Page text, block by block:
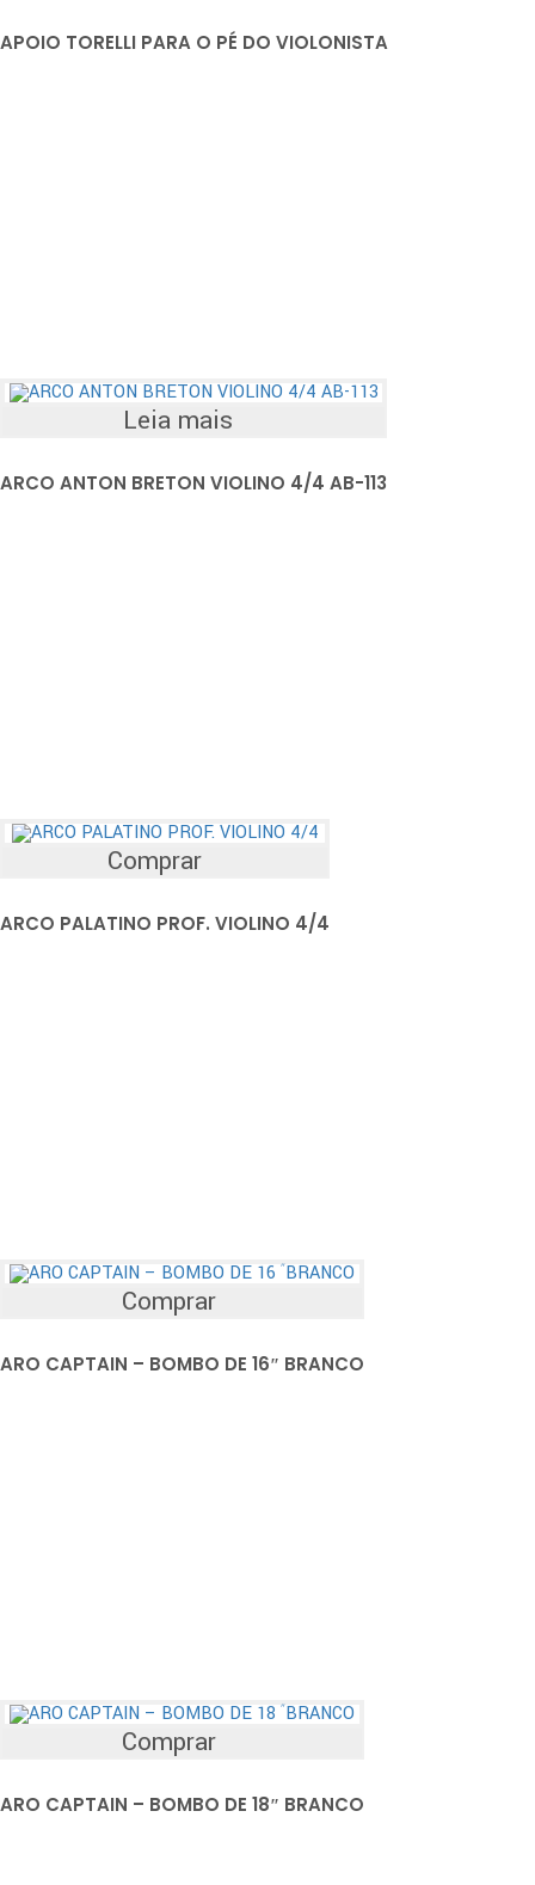
APOIO TORELLI PARA O PÉ DO VIOLONISTA
Leia mais
ARCO ANTON BRETON VIOLINO 4/4 AB-113
Comprar
ARCO PALATINO PROF. VIOLINO 4/4
Comprar
ARO CAPTAIN – BOMBO DE 16″ BRANCO
Comprar
ARO CAPTAIN – BOMBO DE 18″ BRANCO